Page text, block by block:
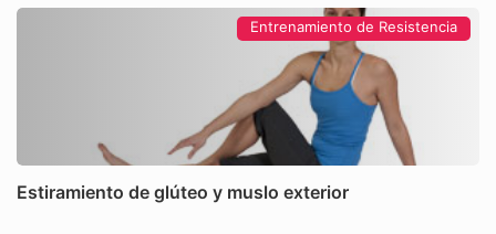
Entrenamiento de Resistencia
Estiramiento de glúteo y muslo exterior